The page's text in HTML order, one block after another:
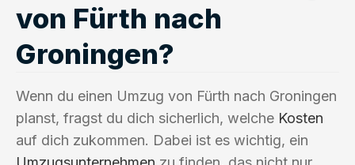
von Fürth nach
Groningen?
Wenn du einen Umzug von Fürth nach Groningen
planst, fragst du dich sicherlich, welche Kosten
auf dich zukommen. Dabei ist es wichtig, ein